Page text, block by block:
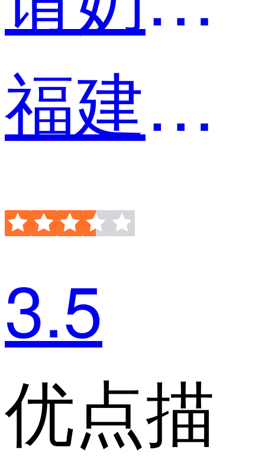
福建师范大学资产经营有限公司 自媒体运营
3.5
优点描